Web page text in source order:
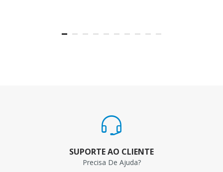
SUPORTE AO CLIENTE
Precisa De Ajuda?